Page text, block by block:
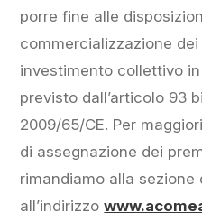
porre fine alle
commercializzazione
investimento collettivo
previsto dall’articolo 93
2009/65/CE. Per
di assegnazione dei
rimandiamo alla sezione
all’indirizzo